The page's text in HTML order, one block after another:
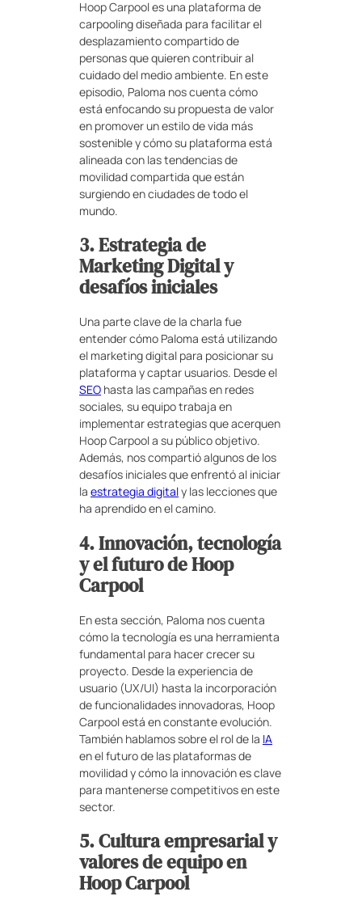
Hoop Carpool es una plataforma de
carpooling diseñada para facilitar el
desplazamiento compartido de
personas que quieren contribuir al
cuidado del medio ambiente. En este
episodio, Paloma nos cuenta cómo
está enfocando su propuesta de valor
en promover un estilo de vida más
sostenible y cómo su plataforma está
alineada con las tendencias de
movilidad compartida que están
surgiendo en ciudades de todo el
mundo.
3. Estrategia de
Marketing Digital y
desafíos iniciales
Una parte clave de la charla fue
entender cómo Paloma está utilizando
el marketing digital para posicionar su
plataforma y captar usuarios. Desde el
SEO hasta las campañas en redes
sociales, su equipo trabaja en
implementar estrategias que acerquen
Hoop Carpool a su público objetivo.
Además, nos compartió algunos de los
desafíos iniciales que enfrentó al iniciar
la estrategia digitaly las lecciones que
ha aprendido en el camino.
4. Innovación, tecnología
y el futuro de Hoop
Carpool
En esta sección, Paloma nos cuenta
cómo la tecnología es una herramienta
fundamental para hacer crecer su
proyecto. Desde la experiencia de
usuario (UX/UI) hasta la incorporación
de funcionalidades innovadoras, Hoop
Carpool está en constante evolución.
También hablamos sobre el rol de la IA
en el futuro de las plataformas de
movilidad y cómo la innovación es clave
para mantenerse competitivos en este
sector.
5. Cultura empresarial y
valores de equipo en
Hoop Carpool